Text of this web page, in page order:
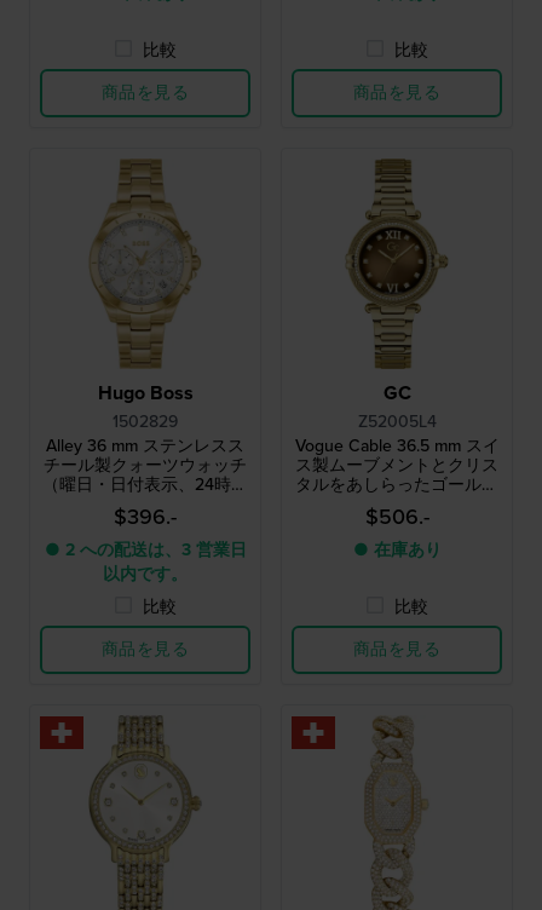
比較
商品を見る
比較
商品を見る
Hugo Boss
1502829
Alley 36 mm ステンレスス
チール製クォーツウォッチ
（曜日・日付表示、24時間
表示付き）
$396.-
● 2 への配送は、3 営業日
以内です。
比較
商品を見る
GC
Z52005L4
Vogue Cable 36.5 mm スイ
ス製ムーブメントとクリス
タルをあしらったゴールド
のレディースクォーツウォ
ッチ
$506.-
● 在庫あり
比較
商品を見る